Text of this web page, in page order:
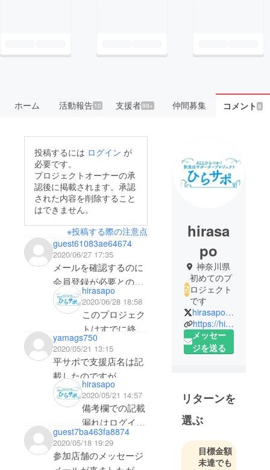
ホーム 活動報告10 支援者99+ 仲間募集 コメント8
投稿するには ログイン が
必要です。
プロジェクトオーナーの承
認後に掲載されます。承認
された内容を削除すること
はできません。
※投稿する際の注意点
guest61083ae64674
2020/06/27 17:35
メールを確認するのに
会員登録が必要とのこ
とで、仕方なく登録し
ました。
メールはどこにありま
すか？
hirasapo
2020/06/28 18:58
このプロジェク
トはすでに終了
しているため、
ご質問は平塚商
工会議所にお電
話をお願いしま
す
yamags750
2020/05/21 13:15
平サポで支援店名は記
載したのですが、 お
食事券の受け取り方を
記載し忘れたのですが
どうすればよいでしょ
うか？
hirasapo
2020/05/21 14:57
備考欄での記載
漏れはログイン
ができれば修正
可能です。お試
しください。
guest7ba463fa8874
2020/05/18 19:29
参加店舗のメッセージ
hirasa
po
神奈川県
初めてのプ
ロジェクト
です
hirasapo0463
https://hiratuka-cci.or.jp/hirasapo.html
メッセー
ジを送る
リターンを
選ぶ
目標金額
未達でも